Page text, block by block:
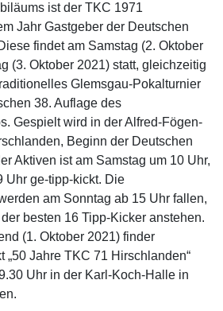
ist der TKC 1971
Jahr Gastgeber der Deutschen
findet am Samstag (2. Oktober
(3. Oktober 2021) statt, gleichzeitig
Glemsgau-Pokalturnier
38. Auflage des
Gespielt wird in der Alfred-Fögen-
Beginn der Deutschen
Aktiven ist am Samstag um 10 Uhr,
Uhr ge-tipp-kickt. Die
am Sonntag ab 15 Uhr fallen,
besten 16 Tipp-Kicker anstehen.
(1. Oktober 2021) finder
„50 Jahre TKC 71 Hirschlanden“
Uhr in der Karl-Koch-Halle in